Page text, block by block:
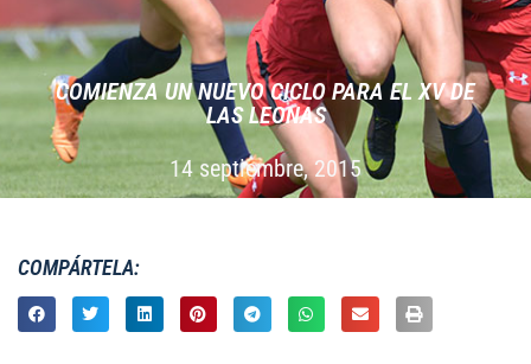
COMIENZA UN NUEVO CICLO PARA EL XV DE
LAS LEONAS
14 septiembre, 2015
COMPÁRTELA: